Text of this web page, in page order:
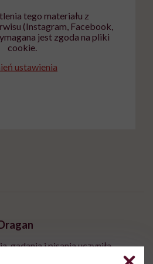
tego materiału z
(Instagram, Facebook,
jest zgoda na pliki
cookie.
ustawienia
gadania i pisania uczyniła
życie. Pracowała w Wirtualnej